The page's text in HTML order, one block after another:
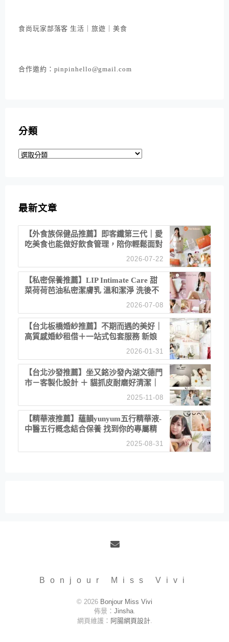
食尚玩家部落客 生活｜旅遊｜美食
合作邀約：pinpinhello@gmail.com
分類
分
最新文章
【外食族保健品推薦】即客纖第三代｜愛
吃美食也能做好飲食管理，陪你輕鬆面對
2026-07-22
【私密保養推薦】LIP Intimate Care 甜
菜荷荷芭油私密潔膚乳 溫和潔淨 洗後不
2026-07-08
【台北板橋婚紗推薦】不期而遇的美好｜
高質感婚紗租借＋一站式包套服務 新娘
2026-01-31
【台北沙發推薦】坐又銘沙發內湖文德門
市－客製化設計 ＋ 貓抓皮耐磨好清潔｜
直營直銷、價格透明 高CP值打造夢想
2025-11-08
【精華液推薦】蘊韻yunyum五行精華液-
中醫五行概念結合保養 找到你的專屬精
華！ 水㊀土㊀就選「潤・賦精華」維持
2025-08-31
Bonjour Miss Vivi
© 2026 Bonjour Miss Vivi
佈景： Jinsha.
網頁維護： 阿腸網頁設計.